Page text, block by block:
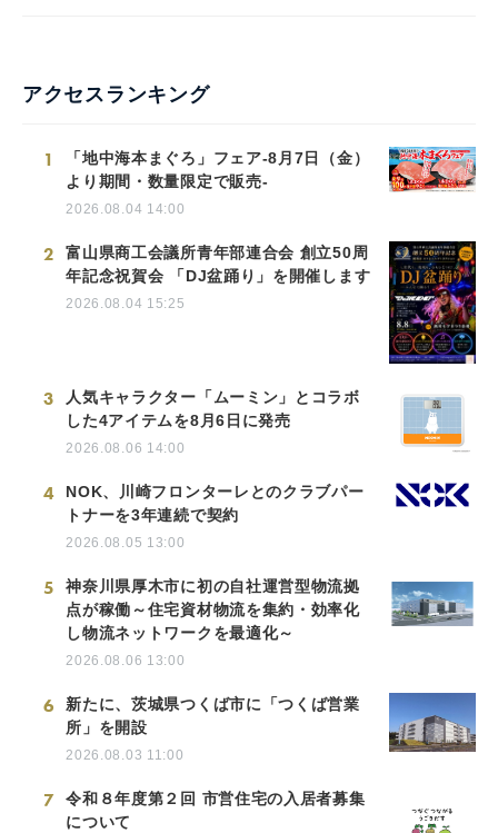
アクセスランキング
1
「地中海本まぐろ」フェア-8月7日（金）
より期間・数量限定で販売-
2026.08.04 14:00
2
富山県商工会議所青年部連合会 創立50周
年記念祝賀会 「DJ盆踊り」を開催します
2026.08.04 15:25
3
人気キャラクター「ムーミン」とコラボ
した4アイテムを8月6日に発売
2026.08.06 14:00
4
NOK、川崎フロンターレとのクラブパー
トナーを3年連続で契約
2026.08.05 13:00
5
神奈川県厚木市に初の自社運営型物流拠
点が稼働～住宅資材物流を集約・効率化
し物流ネットワークを最適化～
2026.08.06 13:00
6
新たに、茨城県つくば市に「つくば営業
所」を開設
2026.08.03 11:00
7
令和８年度第２回 市営住宅の入居者募集
について